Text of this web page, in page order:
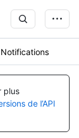
Notifications
plus
de l’API